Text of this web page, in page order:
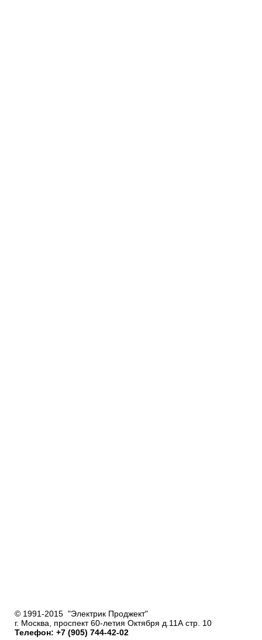
© 1991-2015 "Электрик Проджект"
г. Москва, проспект 60-летия Октября д.11А стр. 10
Телефон: +7 (905) 744-42-02